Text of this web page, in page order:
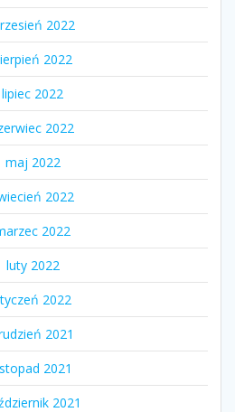
2022
2022
lipiec 2022
2022
maj 2022
2022
2022
luty 2022
2022
2021
2021
2021